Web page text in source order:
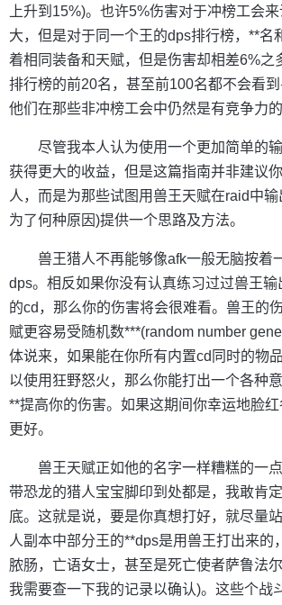
上升到15%)。也许5%伤害对于冲榜工会
大，但是对于同一个王的dps排行榜，**名
着相同装备和天赋，但是伤害却相差6%之
排行榜的前20名，甚至前100名都不会看
他们在那些非冲榜工会中仍然是有竞争力的
尽管我本人认为使用一个更加简单的
获得更大的收益，但是这篇指南并非建议
人，而是为那些试图用兽王天赋在raid中
为了何种原因)提供一个思路及方法。
兽王猎人不再能够像afk一般无脑按着
dps。相反如果你没有认真练习过过兽王
的cd，那么你的伤害将会很难看。兽王的
赋更容易受随机数***(random number
体说来，如果能在你所有内置cd同时的物
以使用狂野怒火，那么你能打出一个各种
**提高你的伤害。如果这期间你幸运地脸
更好。
兽王天赋正如他的名字一样糟糕的一
带恐龙的猎人宝宝脚印到处都是，我敢肯
底。这就是说，要是你真想打好，就尽量
人副本中部分王的**dps是用兽王打出来的
脓肠，亡语女士，甚至是死亡使者萨鲁法
我需要查一下我的记录以确认)。这些个战